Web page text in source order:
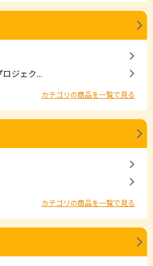
ジェク...
カテゴリの商品を一覧で見る
カテゴリの商品を一覧で見る